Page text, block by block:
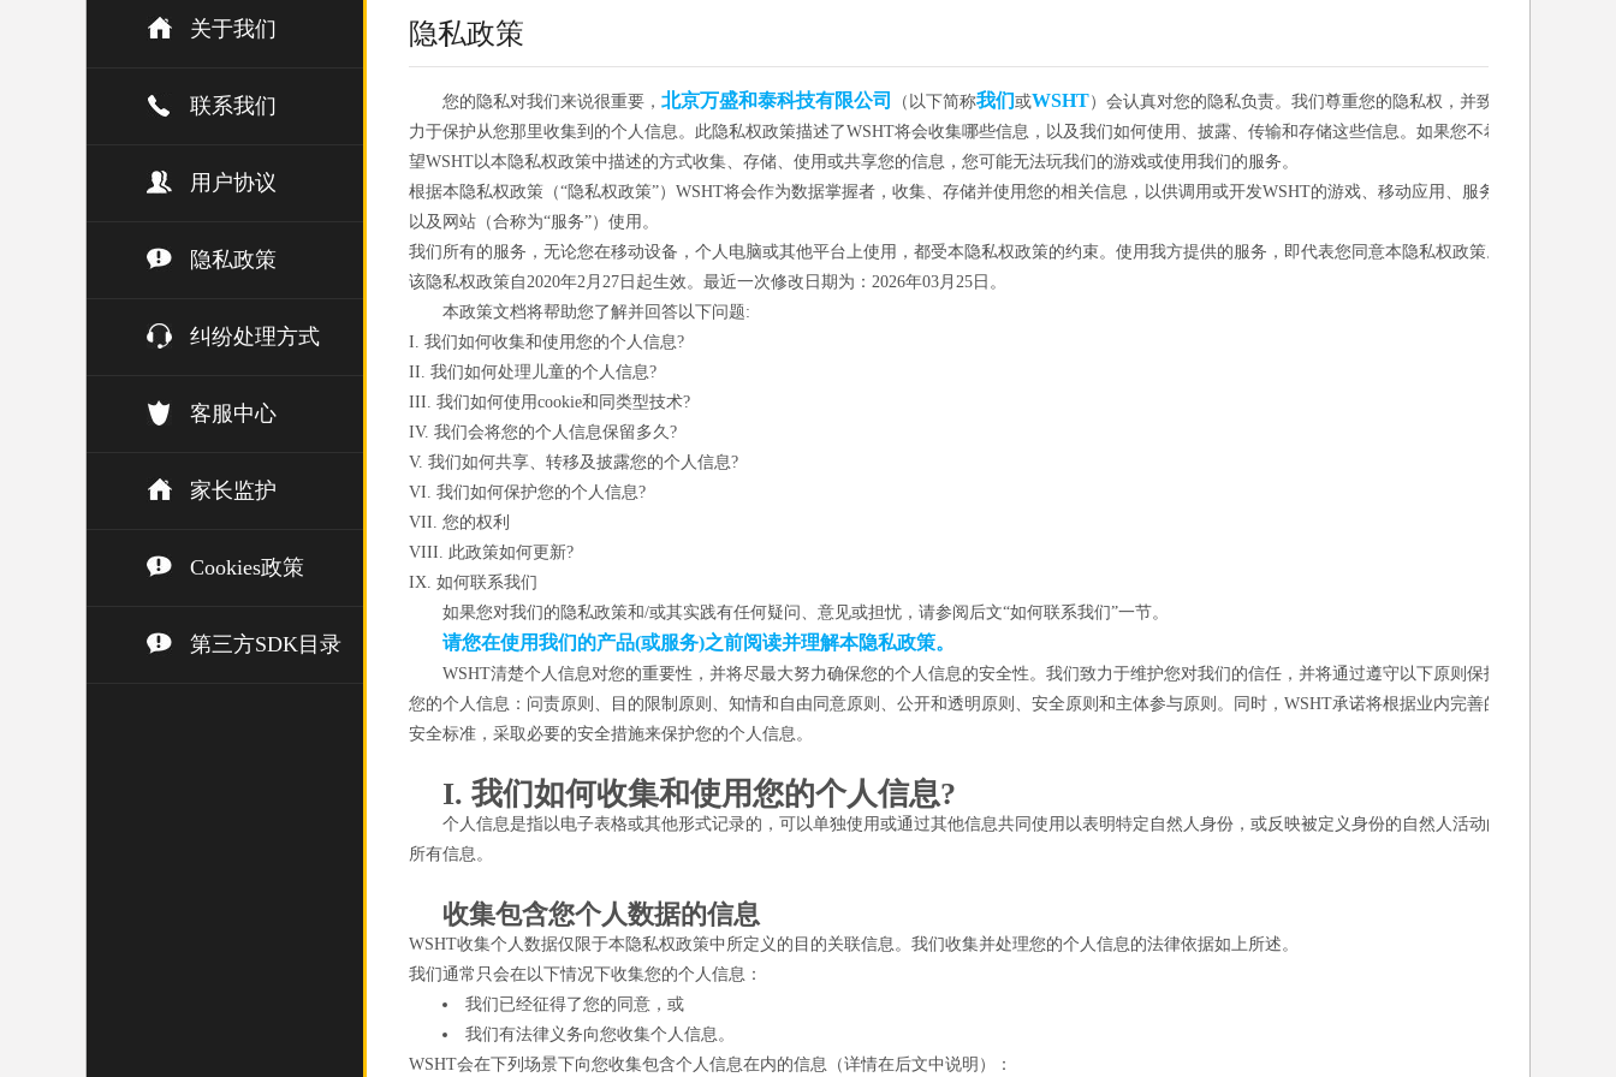
关于我们
联系我们
用户协议
隐私政策
纠纷处理方式
客服中心
家长监护
Cookies政策
第三方SDK目录
隐私政策
您的隐私对我们来说很重要， 北京万盛和泰科技有限公司 （以下简称我们或WSHT）会认真对您的隐私负责。我们尊重您的隐私权，并致
力于保护从您那里收集到的个人信息。此隐私权政策描述了WSHT将会收集哪些信息，以及我们如何使用、披露、传输和存储这些信息。如果您不希
望WSHT以本隐私权政策中描述的方式收集、存储、使用或共享您的信息，您可能无法玩我们的游戏或使用我们的服务。
根据本隐私权政策（“隐私权政策”）WSHT将会作为数据掌握者，收集、存储并使用您的相关信息，以供调用或开发WSHT的游戏、移动应用、服务
以及网站（合称为“服务”）使用。
我们所有的服务，无论您在移动设备，个人电脑或其他平台上使用，都受本隐私权政策的约束。使用我方提供的服务，即代表您同意本隐私权政策。
该隐私权政策自2020年2月27日起生效。最近一次修改日期为：2026年03月25日。
本政策文档将帮助您了解并回答以下问题:
I. 我们如何收集和使用您的个人信息?
II. 我们如何处理儿童的个人信息?
III. 我们如何使用cookie和同类型技术?
IV. 我们会将您的个人信息保留多久?
V. 我们如何共享、转移及披露您的个人信息?
VI. 我们如何保护您的个人信息?
VII. 您的权利
VIII. 此政策如何更新?
IX. 如何联系我们
如果您对我们的隐私政策和/或其实践有任何疑问、意见或担忧，请参阅后文“如何联系我们”一节。
请您在使用我们的产品(或服务)之前阅读并理解本隐私政策。
WSHT清楚个人信息对您的重要性，并将尽最大努力确保您的个人信息的安全性。我们致力于维护您对我们的信任，并将通过遵守以下原则保护
您的个人信息：问责原则、目的限制原则、知情和自由同意原则、公开和透明原则、安全原则和主体参与原则。同时，WSHT承诺将根据业内完善的
安全标准，采取必要的安全措施来保护您的个人信息。
I. 我们如何收集和使用您的个人信息?
个人信息是指以电子表格或其他形式记录的，可以单独使用或通过其他信息共同使用以表明特定自然人身份，或反映被定义身份的自然人活动的
所有信息。
收集包含您个人数据的信息
WSHT收集个人数据仅限于本隐私权政策中所定义的目的关联信息。我们收集并处理您的个人信息的法律依据如上所述。
我们通常只会在以下情况下收集您的个人信息：
我们已经征得了您的同意，或
我们有法律义务向您收集个人信息。
WSHT会在下列场景下向您收集包含个人信息在内的信息（详情在后文中说明）：